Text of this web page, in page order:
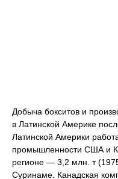
Добыча бокситов и
в Латинской Америке
Латинской Америки
промышленности США и
регионе — 3,2 млн. т
Суринаме. Канадская